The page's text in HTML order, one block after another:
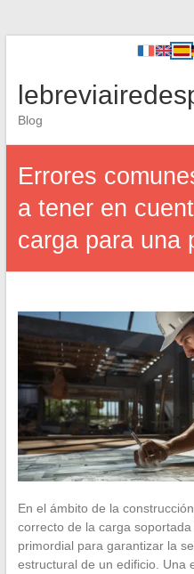
Blog
Errores
a tener en
carga para una
En el ámbito de la
correcto de la carga
primordial para garantizar la
estructural de un edificio. Una